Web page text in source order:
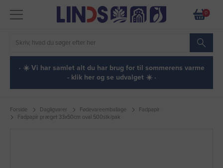
0
· ☀️ Vi har samlet alt du har brug for til sommerens varme
- klik her og se udvalget ☀️ ·
Forside Dagligvarer Fødevareemballage
Fadpapir
Fadpapir præget 33x50cm oval 500stk/pak